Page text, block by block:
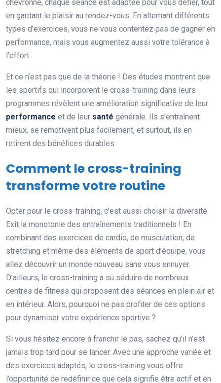
chevronné, chaque séance est adaptée pour vous défier, tout
en gardant le plaisir au rendez-vous. En alternant différents
types d’exercices, vous ne vous contentez pas de gagner en
performance, mais vous augmentez aussi votre tolérance à
l’effort.
Et ce n’est pas que de la théorie ! Des études montrent que
les sportifs qui incorporent le cross-training dans leurs
programmes révèlent une amélioration significative de leur
performance et de leur santé générale. Ils s’entraînent
mieux, se remotivent plus facilement, et surtout, ils en
retirent des bénéfices durables.
Comment le cross-training
transforme votre routine
Opter pour le cross-training, c’est aussi choisir la diversité.
Exit la monotonie des entraînements traditionnels ! En
combinant des exercices de cardio, de musculation, de
stretching et même des éléments de sport d’équipe, vous
allez découvrir un monde nouveau sans vous ennuyer.
D’ailleurs, le cross-training a su séduire de nombreux
centres de fitness qui proposent des séances en plein air et
en intérieur. Alors, pourquoi ne pas profiter de ces options
pour dynamiser votre expérience sportive ?
Si vous hésitez encore à franchir le pas, sachez qu’il n’est
jamais trop tard pour se lancer. Avec une approche variée et
des exercices adaptés, le cross-training vous offre
l’opportunité de redéfinir ce que cela signifie être actif et en